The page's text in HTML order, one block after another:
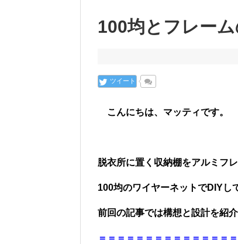
100均とフレー
ツイート
こんにちは、マッティです。
脱衣所に置く収納棚をアルミフ
100均のワイヤーネットでDIYし
前回の記事では構想と設計を紹介
＝＝＝＝＝＝＝＝＝＝＝＝＝＝